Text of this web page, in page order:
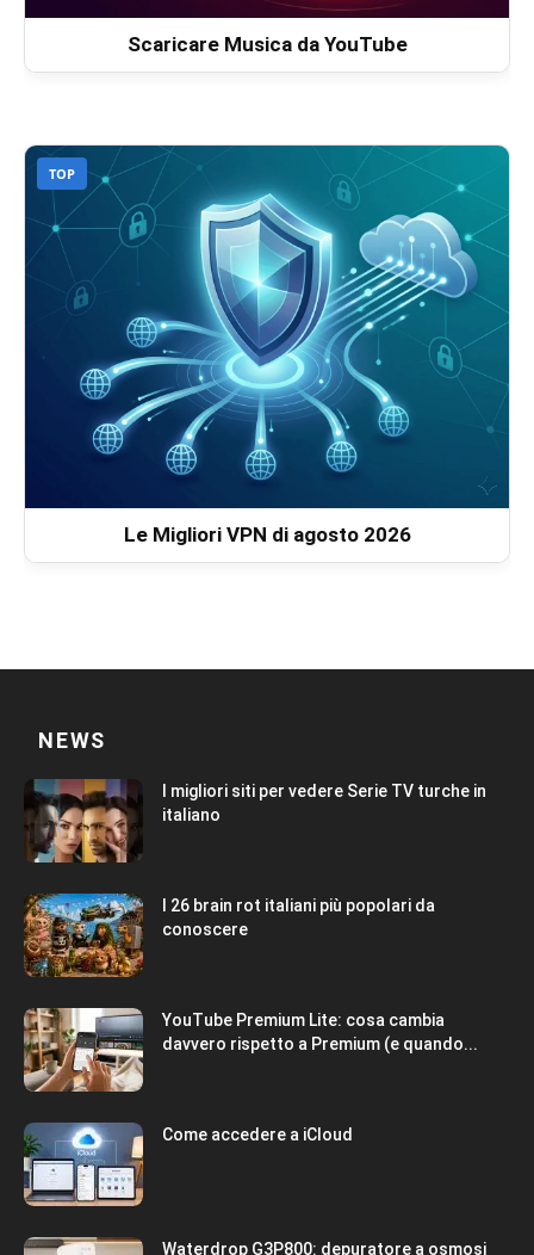
Scaricare Musica da YouTube
TOP
Le Migliori VPN di agosto 2026
NEWS
I migliori siti per vedere Serie TV turche in
italiano
I 26 brain rot italiani più popolari da
conoscere
YouTube Premium Lite: cosa cambia
davvero rispetto a Premium (e quando...
Come accedere a iCloud
Waterdrop G3P800: depuratore a osmosi